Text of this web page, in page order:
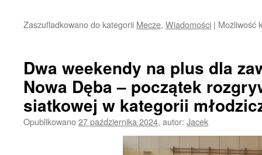
Zaszufladkowano do kategorii Mecze, Wiadomości | Możliwość
Dwa weekendy na plus dla
Nowa Dęba – początek
siatkowej w kategorii
Opublikowano27 października 2024, autor: Jacek